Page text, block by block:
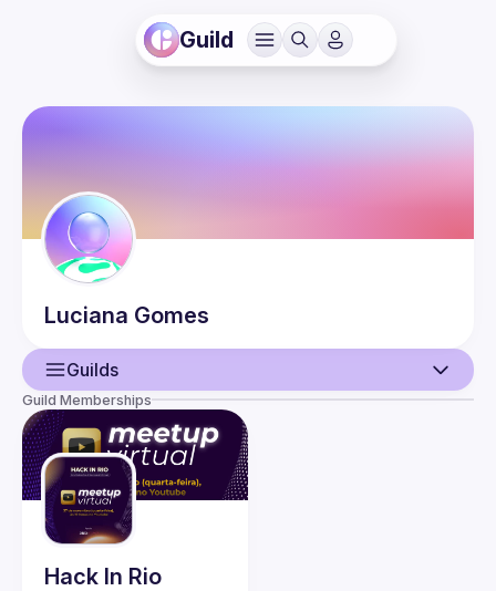
Guild
Luciana Gomes
Guilds
User
Events
Guilds
Guild Memberships
Hack In Rio